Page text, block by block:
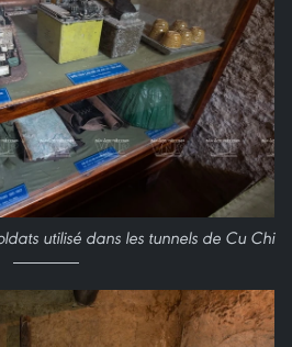
utilisé dans les tunnels de Cu Chi